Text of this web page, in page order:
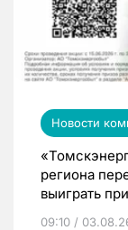
Новости
региона
выиграть
09:10 /